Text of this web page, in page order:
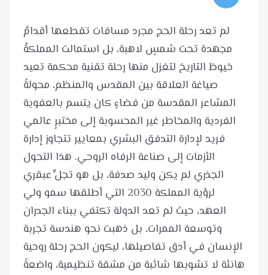
لم تعد رحلة الحج مجرد مسافات تقطعها أقدامٌ
مجهدة تحت شمسٍ لاهبة، بل استمالت المملكةُ
خيوطَ التاريخ لتغزل منها رحلة تقنية محكمة تعيد
صياغة العلاقة بين المقدس والمنظم، محولةً
المشاعر المقدسة من فضاءٍ كان يتسم بالعفوية
الفردية والمخاطر غير المحسوبة إلى مختبرٍ عالمي
فريد لإدارة التدفق البشري بمعايير تتجاوز إدارة
الأزمات إلى صناعة الرفاه الروحي. هذا التحول
الجذري لم يكن وليد صدفة، بل هو تجلٍّ عبقري
لرؤية المملكة 2030 التي أطلقها سمو ولي
العهد، حيث لم تعد الدولة تكتفي ببناء الجدران
وتوسعة الممرات، بل ذهبت نحو هندسة تجربة
الإنسان في أدق تفاصيلها، ليكون الحج رحلة روحية
هانئة لا تشوبها شائبة من مشقة تنظيمية، واضعةً